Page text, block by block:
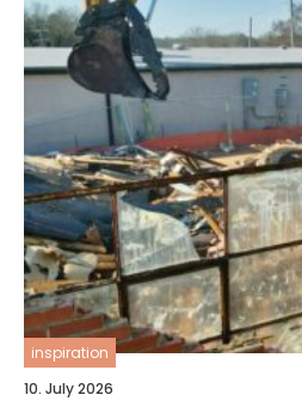
inspiration
10. July 2026